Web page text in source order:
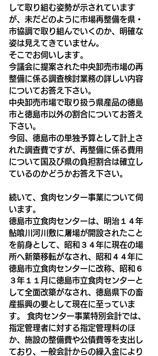
して取り組む姿勢が示されています
が、未だどのように市場再整備を県・
市協調で取り組んでいくのか、明確な
姿は見えてきていません。
そこでお伺いします。
今議会に提案された中央卸売市場の再
整備に係る調査検討業務の詳しい内容
についてお答え下さい。
中央卸売市場で取り扱う県産品の徳島
市と徳島市以外の割合についてお答え
下さい。
今回、徳島市の単独予算として計上さ
れた調査費ですが、再整備に係る費用
について国及び県の負担割合は確立し
ているのかどうかお答え下さい。
続いて、食肉センター事業について伺
います。
徳島市立食肉センターは、明治１４年
鮎喰川河川敷に屠場が開設されたこと
を前身として、昭和３４年に現在の場
所へ新築移転がなされ、昭和４４年に
徳島市立食肉センターに改称、昭和６
３年１１月に徳島市立食肉センターと
して全面改築がなされ、徳島県下の畜
産振興の要として現在に至っていま
す。 食肉センター事業特別会計では、
指定管理者に対する指定管理料のほ
か、施設の整備費や公債費等を支出し
ており、一般会計からの繰入金により